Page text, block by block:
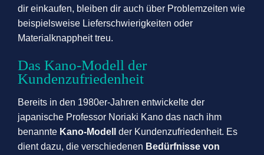
dir einkaufen, bleiben dir auch über Problemzeiten wie
beispielsweise Lieferschwierigkeiten oder
Materialknappheit treu.
Das Kano-Modell der
Kundenzufriedenheit
Bereits in den 1980er-Jahren entwickelte der
japanische Professor Noriaki Kano das nach ihm
benannte Kano-Modell
der Kundenzufriedenheit. Es
dient dazu, die verschiedenen Bedürfnisse von